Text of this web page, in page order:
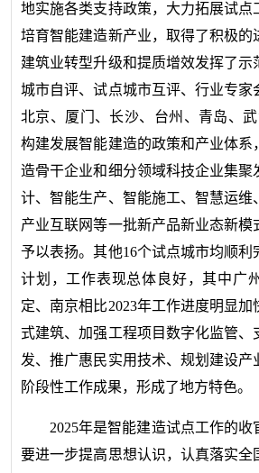
地实施各类支持政策，大力拓展试点
培育智能建造新产业，取得了积极的
建筑业转型升级和提质增效发挥了示
城市自评、试点城市互评、行业专家
北京、厦门、长沙、台州、青岛、
构建发展智能建造的政策和产业体系
造骨干企业和细分领域科技企业集聚
计、智能生产、智能施工、智慧运维
产业互联网等一批新产品新业态新模
予以表扬。其他16个试点城市均顺利
计划，工作表现总体良好，其中广
定、南京相比2023年工作进度明显
式建筑、加强工程项目数字化监管、
发、推广惠民实用技术、规划建设产
阶段性工作成果，形成了地方特色。
2025年是智能建造试点工作的
要进一步提高思想认识，认真落实全